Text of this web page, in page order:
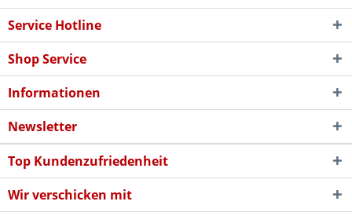
Service Hotline
Shop Service
Informationen
Newsletter
Top Kundenzufriedenheit
Wir verschicken mit